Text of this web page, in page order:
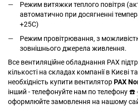
Режим витяжки теплого повітря
автоматично при досягненні
+25C)
Режим провітрювання, з
зовнішнього джерела живлення.
Все вентиляційне обладнання PAX
кількості на складах компанії в Києві
необхідність купити вентиляторPAX
інший - телефонуйте нам по телефону ☎️
оформлюйте замовлення на нашому